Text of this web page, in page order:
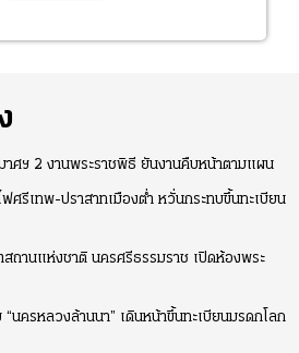
าศฯ 2 งานพระราชพิธี ยันงานคืบหน้าตามแผน
ฟศรีเทพ-ปราสาทเมืองต่ำ หวั่นกระทบขึ้นทะเบียน
านแห่งชาติ นครศรีธรรมราช เปิดห้องพระ
นครหลวงล้านนา” เดินหน้าขึ้นทะเบียนมรดกโลก